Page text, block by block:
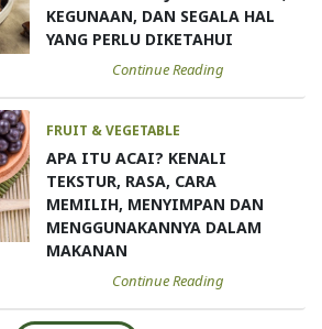
KEGUNAAN, DAN SEGALA HAL
YANG PERLU DIKETAHUI
Continue Reading
FRUIT & VEGETABLE
APA ITU ACAI? KENALI
TEKSTUR, RASA, CARA
MEMILIH, MENYIMPAN DAN
MENGGUNAKANNYA DALAM
MAKANAN
Continue Reading